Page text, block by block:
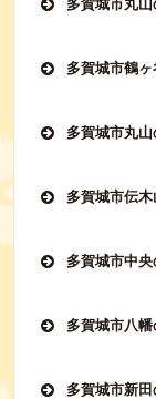
多賀城市丸山
多賀城市鶴ヶ
多賀城市丸山
多賀城市伝木
多賀城市中央
多賀城市八幡
多賀城市新田